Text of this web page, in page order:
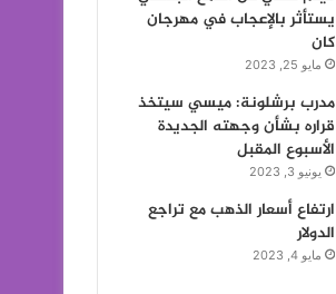
يستأثر بالإعجاب في مهرجان
كان
مايو 25, 2023
مدرب برشلونة: ميسي سيتخذ
قراره بشأن وجهته الجديدة
الأسبوع المقبل
يونيو 3, 2023
ارتفاع أسعار الذهب مع تراجع
الدولار
مايو 4, 2023